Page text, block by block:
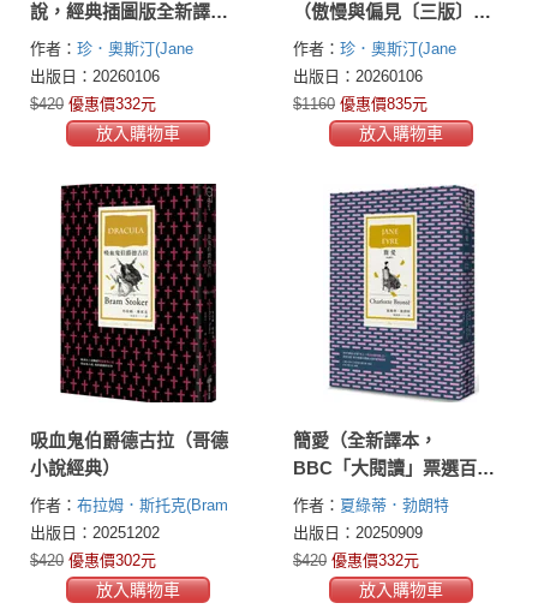
說，經典插圖版全新譯
本）
作者： 珍．奧斯汀(Jane
Austen)
出版日：20260106
$420 優惠價332元
放入購物車
（傲慢與偏見〔三版〕＋
理性與感性〔全新中譯插
圖版〕＋勸服〔珍奧斯汀
最抒情小說，經典插圖版
全新譯本］）
作者： 珍．奧斯汀(Jane
Austen)
出版日：20260106
$1160 優惠價835元
放入購物車
吸血鬼伯爵德古拉（哥德
小說經典）
作者： 布拉姆．斯托克(Bram
Stoker)
出版日：20251202
$420 優惠價302元
放入購物車
簡愛（全新譯本，
BBC「大閱讀」票選百大
經典）
作者： 夏綠蒂．勃朗特
(Charlotte Brontë )
出版日：20250909
$420 優惠價332元
放入購物車